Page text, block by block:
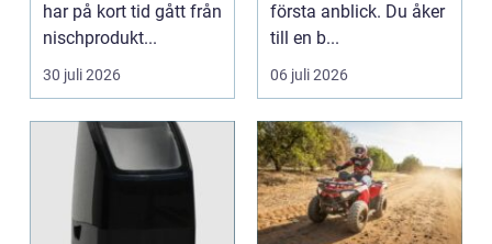
har på kort tid gått från
nischprodukt...
30 juli 2026
första anblick. Du åker
till en b...
06 juli 2026